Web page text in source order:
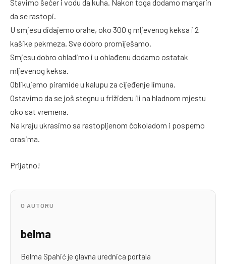
Stavimo šećer i vodu da kuha. Nakon toga dodamo margarin
da se rastopi.
U smjesu didajemo orahe, oko 300 g mljevenog keksa i 2
kašike pekmeza. Sve dobro promiješamo.
Smjesu dobro ohladimo i u ohlađenu dodamo ostatak
mljevenog keksa.
Oblikujemo piramide u kalupu za cijeđenje limuna.
Ostavimo da se još stegnu u frižideru ili na hladnom mjestu
oko sat vremena.
Na kraju ukrasimo sa rastopljenom čokoladom i pospemo
orasima.
Prijatno!
O AUTORU
belma
Belma Spahić je glavna urednica portala